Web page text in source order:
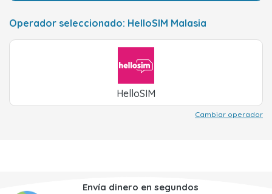
Operador seleccionado: HelloSIM Malasia
HelloSIM
Cambiar operador
Envía dinero en segundos